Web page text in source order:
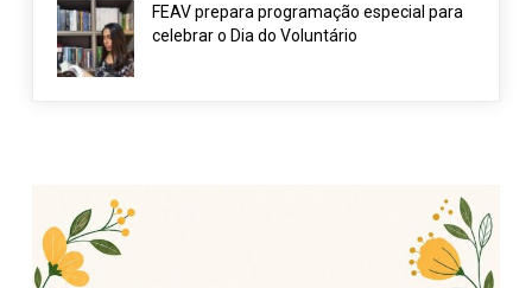
FEAV prepara programação especial para
celebrar o Dia do Voluntário